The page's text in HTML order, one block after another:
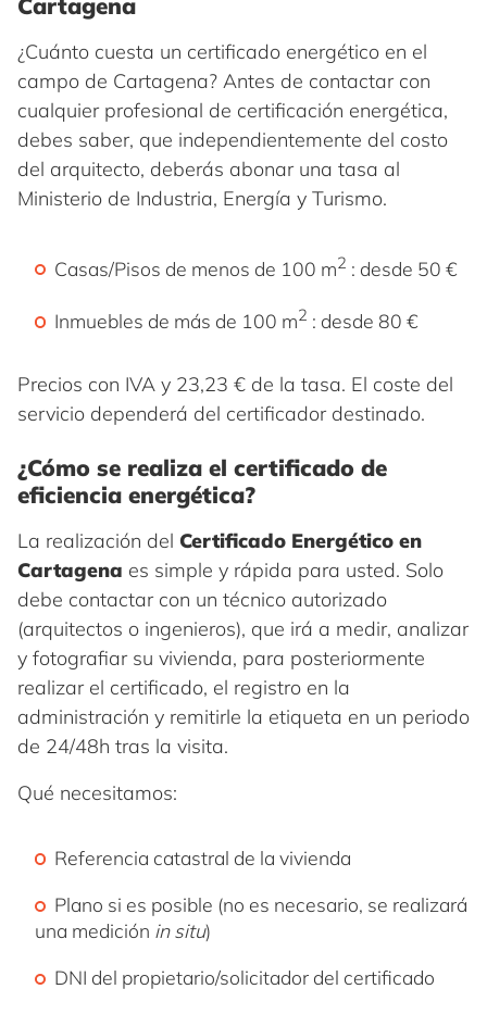
¿Cuánto cuesta un certificado energético en el
campo de Cartagena? Antes de contactar con
cualquier profesional de certificación energética,
debes saber, que independientemente del costo
del arquitecto, deberás abonar una tasa al
Ministerio de Industria, Energía y Turismo.
Casas/Pisos de menos de 100 m2 : desde 50 €
Inmuebles de más de 100 m2 : desde 80 €
Precios con IVA y 23,23 € de la tasa. El coste del
servicio dependerá del certificador destinado.
¿Cómo se realiza el certificado de
eficiencia energética?
La realización del Certificado Energético en
Cartagena es simple y rápida para usted. Solo
debe contactar con un técnico autorizado
(arquitectos o ingenieros), que irá a medir, analizar
y fotografiar su vivienda, para posteriormente
realizar el certificado, el registro en la
administración y remitirle la etiqueta en un periodo
de 24/48h tras la visita.
Qué necesitamos:
Referencia catastral de la vivienda
Plano si es posible (no es necesario, se realizará
una medición in situ)
DNI del propietario/solicitador del certificado